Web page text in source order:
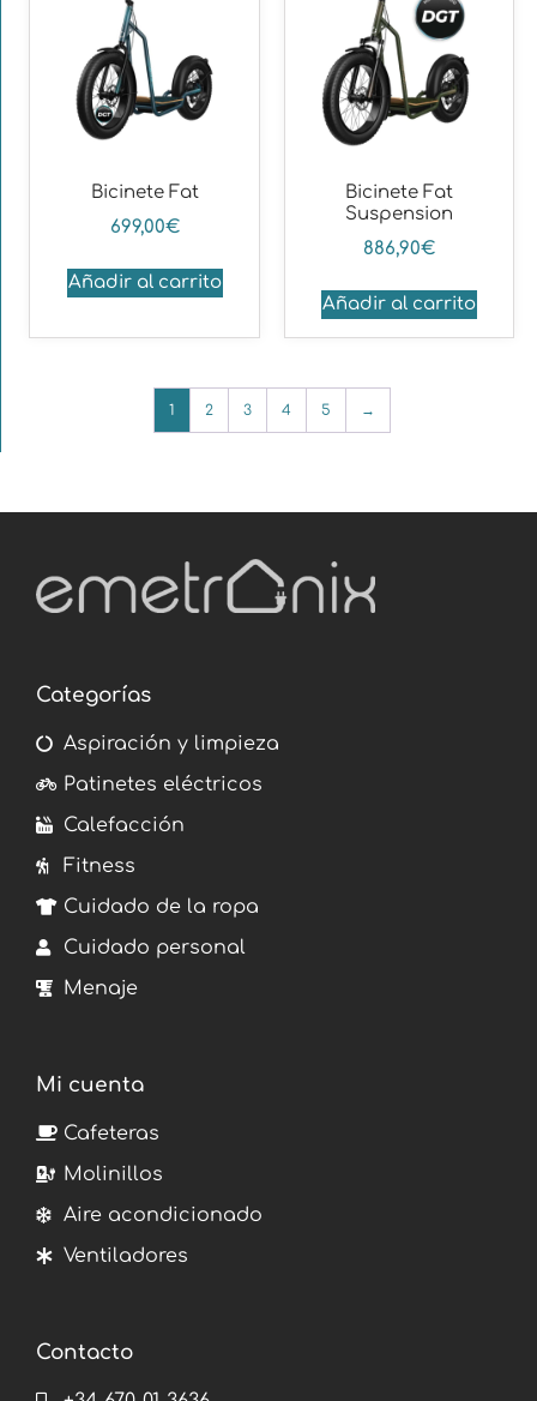
Bicinete Fat
699,00€
Añadir al carrito
Bicinete Fat
Suspension
886,90€
Añadir al carrito
1 2 3 4 5 →
Categorías
Aspiración y limpieza
Patinetes eléctricos
Calefacción
Fitness
Cuidado de la ropa
Cuidado personal
Menaje
Mi cuenta
Cafeteras
Molinillos
Aire acondicionado
Ventiladores
Contacto